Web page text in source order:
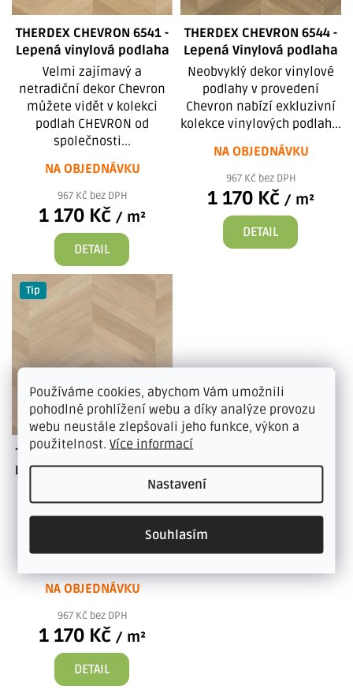
Používáme cookies, abychom Vám umožnili
pohodlné prohlížení webu a díky analýze provozu
webu neustále zlepšovali jeho funkce, výkon a
použitelnost.Více informací
Nastavení
Souhlasím
o
d
u
THERDEX CHEVRON 6541 -
Lepená vinylová podlaha
Velmi zajímavý a
netradiční dekor Chevron
můžete vidět v kolekci
podlah CHEVRON od
společnosti...
NA OBJEDNÁVKU
967 Kč bez DPH
1 170 Kč / m²
DETAIL
THERDEX CHEVRON 6544 -
Lepená Vinylová podlaha
Neobvyklý dekor vinylové
podlahy v provedení
Chevron nabízí exkluzivní
kolekce vinylových podlah...
NA OBJEDNÁVKU
967 Kč bez DPH
1 170 Kč / m²
DETAIL
Tip
THERDEX CHEVRON 6542 -
Lepená Vinylová podlaha
můžete vidět v kolekci
podlah CHEVRON od
NA OBJEDNÁVKU
967 Kč bez DPH
1 170 Kč / m²
DETAIL